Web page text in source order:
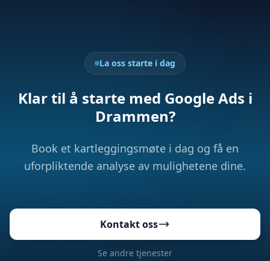
La oss starte i dag
Klar til å starte med Google Ads i
Drammen?
Book et kartleggingsmøte i dag og få en
uforpliktende analyse av mulighetene dine.
Kontakt oss
Se andre tjenester